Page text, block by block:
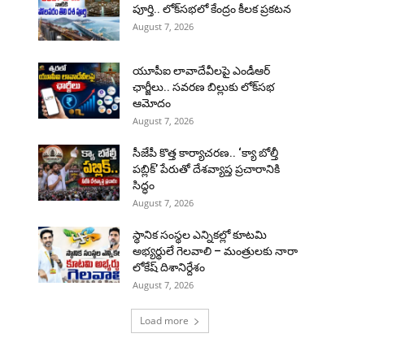
పూర్తి.. లోక్‌సభలో కేంద్రం కీలక ప్రకటన
August 7, 2026
యూపీఐ లావాదేవీలపై ఎండీఆర్
ఛార్జీలు.. సవరణ బిల్లుకు లోక్‌సభ
ఆమోదం
August 7, 2026
సీజేపీ కొత్త కార్యాచరణ.. ‘క్యా బోల్తీ
పబ్లిక్’ పేరుతో దేశవ్యాప్త ప్రచారానికి
సిద్ధం
August 7, 2026
స్థానిక సంస్థల ఎన్నికల్లో కూటమి
అభ్యర్థులే గెలవాలి – మంత్రులకు నారా
లోకేష్ దిశానిర్దేశం
August 7, 2026
Load more